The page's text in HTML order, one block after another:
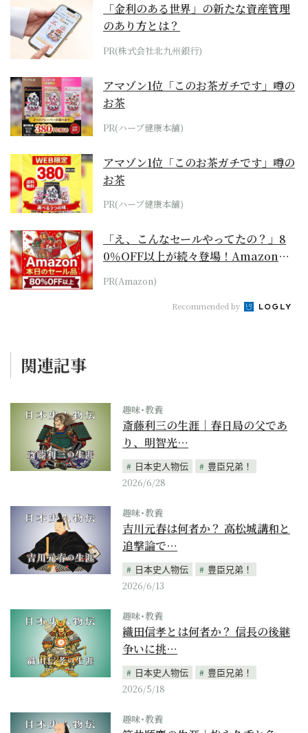
「金利のある世界」の新たな資産管理
のあり方とは？
PR(株式会社北九州銀行)
アマゾン1位「このお茶ガチです」噂の
お茶
PR(ハーブ健康本舗)
アマゾン1位「このお茶ガチです」噂の
お茶
PR(ハーブ健康本舗)
「え、こんなセールやってたの？」8
0％OFF以上が続々登場！Amazonの
本気が...
PR(Amazon)
Recommended by
関連記事
趣味･教養
斎藤利三の生涯｜春日局の父であ
り、明智光…
日本史人物伝
豊臣兄弟！
2026/6/28
趣味･教養
吉川元春は何者か？ 高松城講和と
追撃論で…
日本史人物伝
豊臣兄弟！
2026/6/13
趣味･教養
織田信孝とは何者か？ 信長の後継
争いに挑…
日本史人物伝
豊臣兄弟！
2026/5/18
趣味･教養